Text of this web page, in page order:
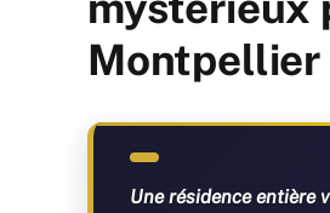
Montpellier
Une résidence entière